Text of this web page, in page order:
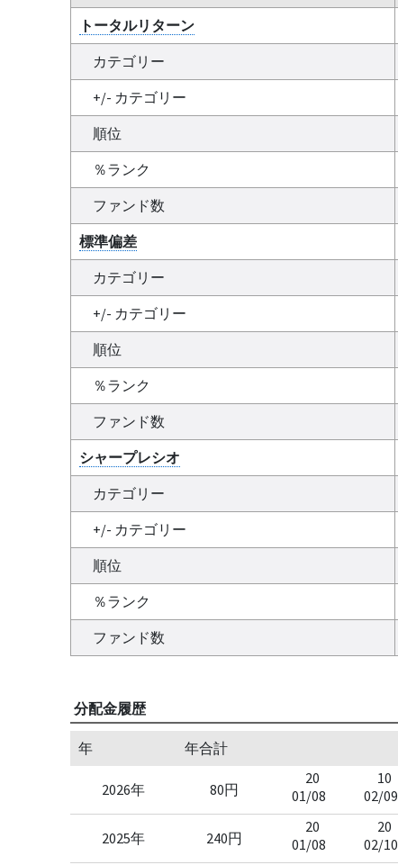
トータルリターン
カテゴリー
+/- カテゴリー
順位
％ランク
ファンド数
標準偏差
カテゴリー
+/- カテゴリー
順位
％ランク
ファンド数
シャープレシオ
カテゴリー
+/- カテゴリー
順位
％ランク
ファンド数
分配金履歴
年 年合計
2026年 80円
20
01/08
10
02/09
2025年 240円
20
01/08
20
02/10